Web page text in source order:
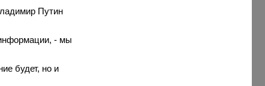
Путин
- мы
будет, но и